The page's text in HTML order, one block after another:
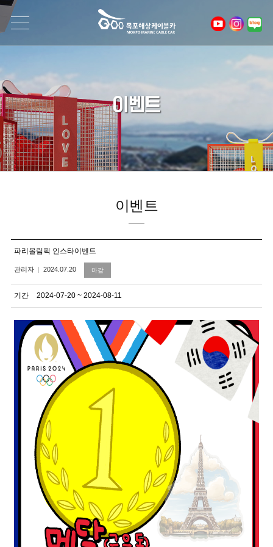
이벤트
이벤트
파리올림픽 인스타이벤트
관리자 2024.07.20 마감
기간 2024-07-20 ~ 2024-08-11